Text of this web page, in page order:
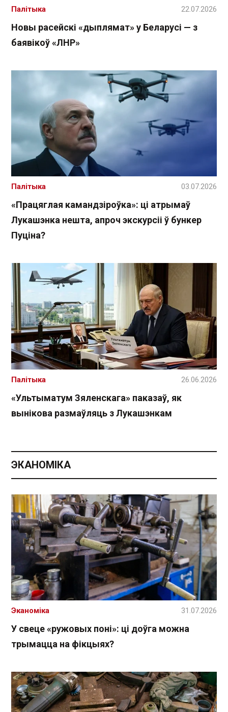
Новы расейскі «дыплямат» у Беларусі — з
баявікоў «ЛНР»
Палітыка 22.07.2026
«Працяглая камандзіроўка»: ці атрымаў
Лукашэнка нешта, апроч экскурсіі ў бункер
Пуціна?
Палітыка 03.07.2026
«Ультыматум Зяленскага» паказаў, як
вынікова размаўляць з Лукашэнкам
Палітыка 26.06.2026
ЭКАНОМІКА
У свеце «ружовых поні»: ці доўга можна
трымацца на фікцыях?
Эканоміка 31.07.2026